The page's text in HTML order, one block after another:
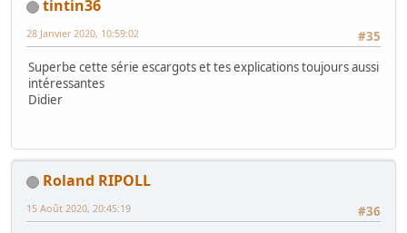
tintin36
#35
28 Janvier 2020, 10:59:02
Superbe cette série escargots et tes explications toujours aussi
intéressantes
Didier
Roland RIPOLL
#36
15 Août 2020, 20:45:19